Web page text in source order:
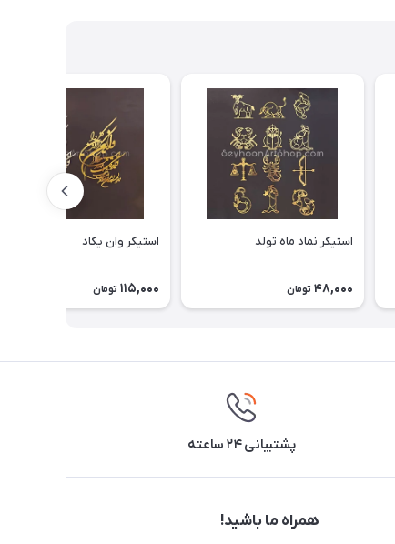
استیکر نماد ماه تولد
48,000 تومان
استیکر وان یکاد
115,000 تومان
پشتیبانی ۲۴ ساعته
همراه ما باشید!